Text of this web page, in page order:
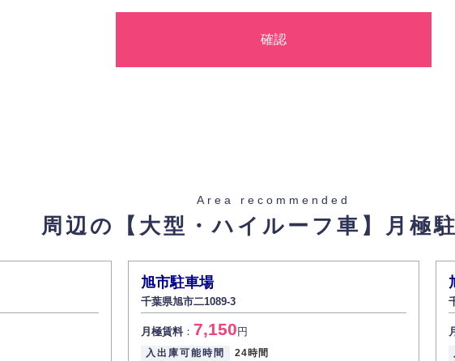
りや不正な方法を取ることなく、適正に個人情報を取得いたします。
基づく要請があった場合を除き、お客様の個人情報をご本人の同意なく第三者に提供いたしませ
・削除
人情報開示の請求があった場合、すみやかに開示いたします（ご本人であることが確認できな
があり、ご本人から訂正・追加・削除の請求がある場合は適切に対応いたします。
育
取り扱いについての重要性を理解し、より適切に管理するよう社内教育を実施してまいりま
Area recommended
周辺の【大型・ハイルーフ車】 月極
旭市駐車場
千葉県旭市二1089-3
月極賃料： 7,150円
入出庫可能時間
24時間